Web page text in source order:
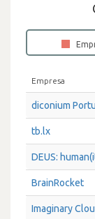
Empresa
diconium
tb.lx
DEUS:
BrainRocket
Imaginary